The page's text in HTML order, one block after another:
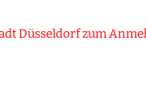
Düsseldorf zum